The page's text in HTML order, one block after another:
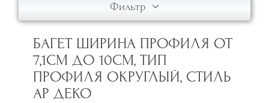
Фильтр
БАГЕТ ШИРИНА ПРОФИЛЯ ОТ
7,1СМ ДО 10СМ, ТИП
ПРОФИЛЯ ОКРУГЛЫЙ, СТИЛЬ
АР ДЕКО